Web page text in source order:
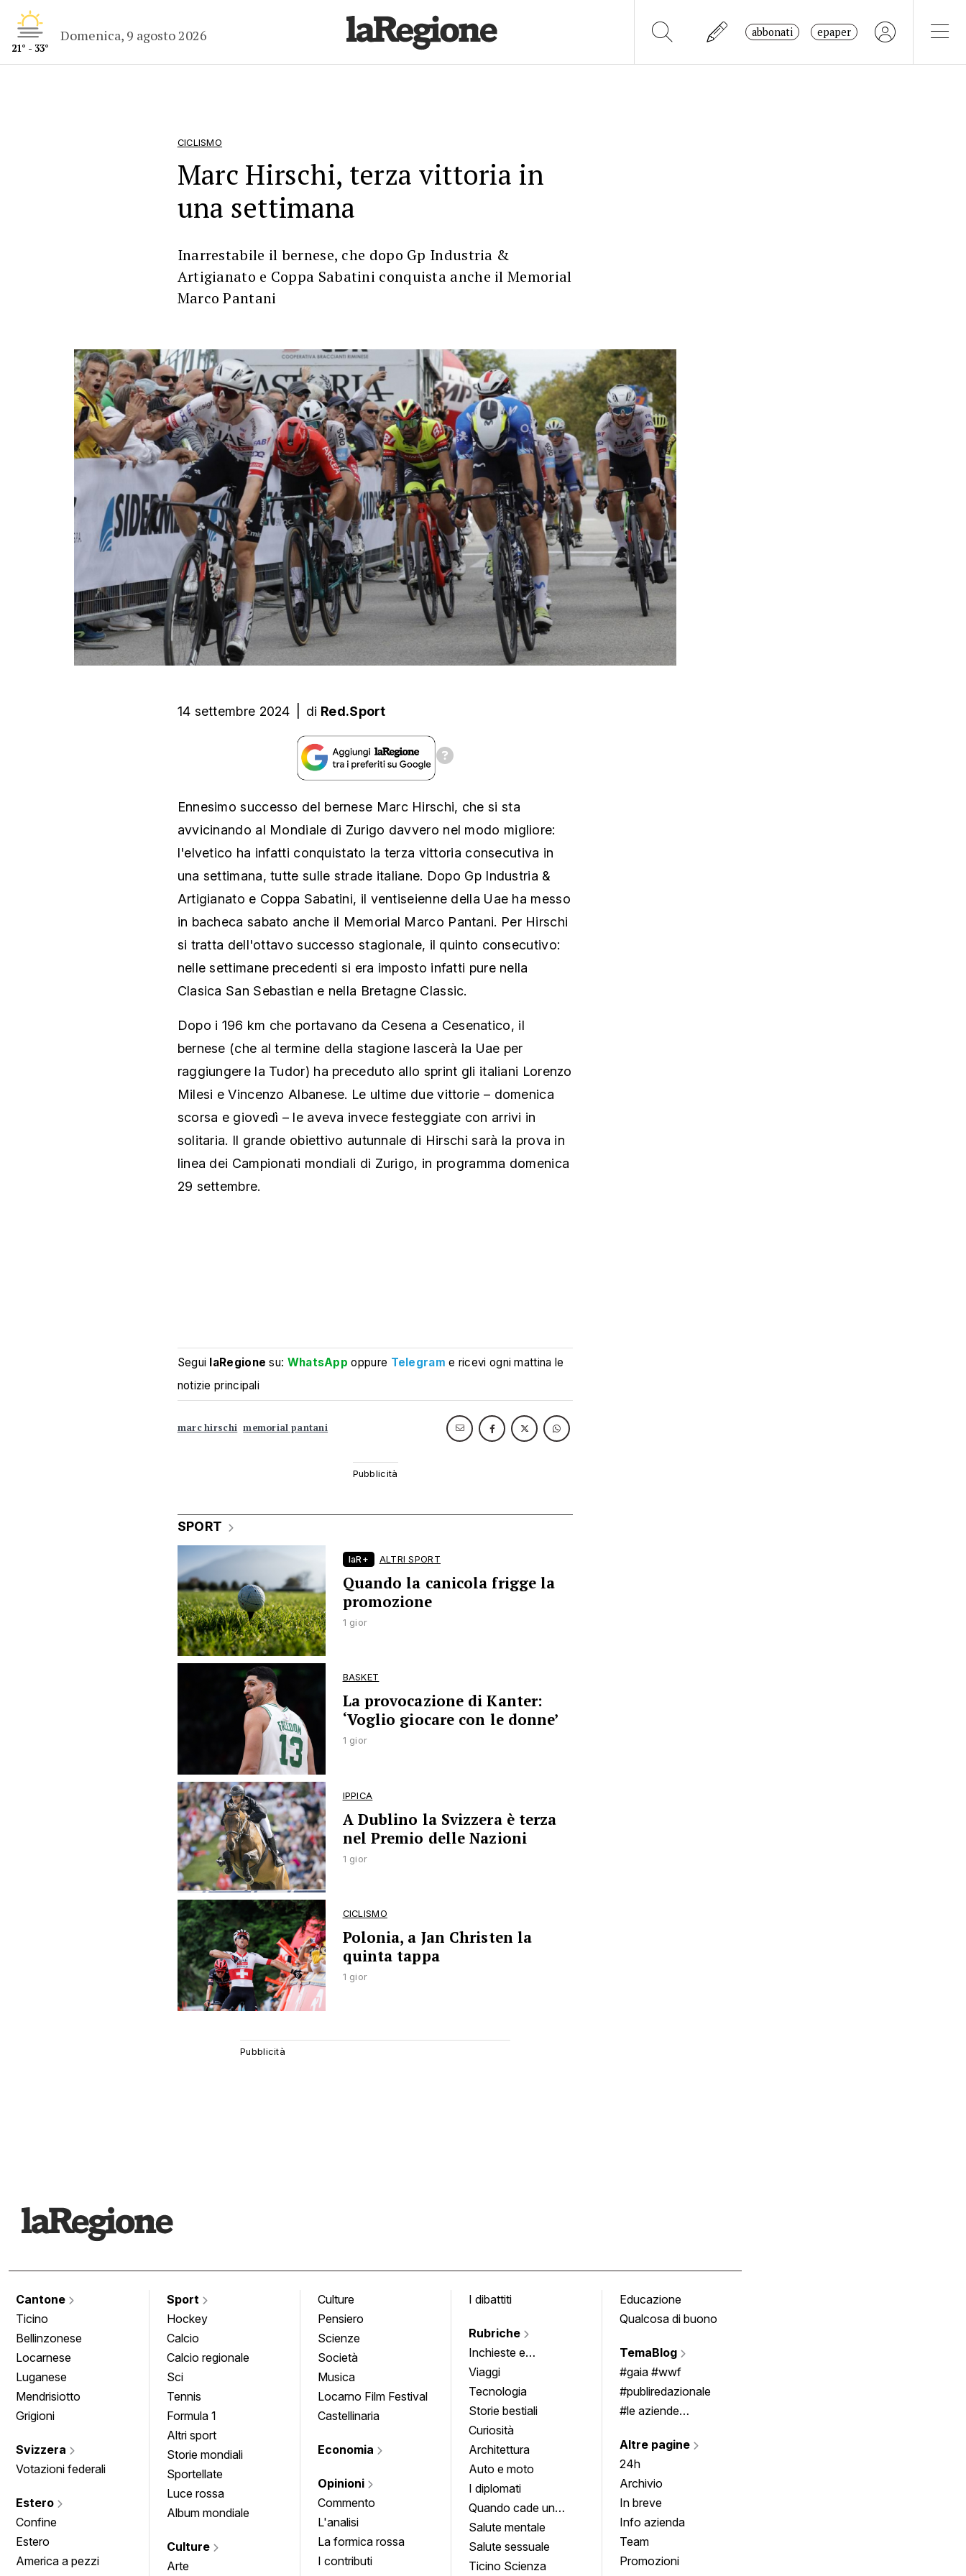
21° - 33°
Domenica, 9 agosto 2026 abbonati epaper
CICLISMO
Marc Hirschi, terza vittoria in
una settimana
Inarrestabile il bernese, che dopo Gp Industria &
Artigianato e Coppa Sabatini conquista anche il Memorial
Marco Pantani
14 settembre 2024 di Red.Sport
Ennesimo successo del bernese Marc Hirschi, che si sta
avvicinando al Mondiale di Zurigo davvero nel modo migliore:
l'elvetico ha infatti conquistato la terza vittoria consecutiva in
una settimana, tutte sulle strade italiane. Dopo Gp Industria &
Artigianato e Coppa Sabatini, il ventiseienne della Uae ha messo
in bacheca sabato anche il Memorial Marco Pantani. Per Hirschi
si tratta dell'ottavo successo stagionale, il quinto consecutivo:
nelle settimane precedenti si era imposto infatti pure nella
Clasica San Sebastian e nella Bretagne Classic.
Dopo i 196 km che portavano da Cesena a Cesenatico, il
bernese (che al termine della stagione lascerà la Uae per
raggiungere la Tudor) ha preceduto allo sprint gli italiani Lorenzo
Milesi e Vincenzo Albanese. Le ultime due vittorie – domenica
scorsa e giovedì – le aveva invece festeggiate con arrivi in
solitaria. Il grande obiettivo autunnale di Hirschi sarà la prova in
linea dei Campionati mondiali di Zurigo, in programma domenica
29 settembre.
Segui laRegione su: WhatsApp oppure Telegram e ricevi ogni mattina le
notizie principali
marc hirschi memorial pantani
SPORT
laR+ ALTRI SPORT
Quando la canicola frigge la
promozione
1 gior
BASKET
La provocazione di Kanter:
‘Voglio giocare con le donne’
1 gior
IPPICA
A Dublino la Svizzera è terza
nel Premio delle Nazioni
1 gior
CICLISMO
Polonia, a Jan Christen la
quinta tappa
1 gior
Cantone
Ticino
Bellinzonese
Locarnese
Luganese
Mendrisiotto
Grigioni
Svizzera
Votazioni federali
Estero
Confine
Estero
America a pezzi
Sport
Hockey
Calcio
Calcio regionale
Sci
Tennis
Formula 1
Altri sport
Storie mondiali
Sportellate
Luce rossa
Album mondiale
Culture
Arte
Culture
Pensiero
Scienze
Società
Musica
Locarno Film Festival
Castellinaria
Economia
Opinioni
Commento
L'analisi
La formica rossa
I contributi
I dibattiti
Rubriche
Inchieste e
approfondimenti
Viaggi
Tecnologia
Storie bestiali
Curiosità
Architettura
Auto e moto
I diplomati
Quando cade un
quadro
Salute mentale
Salute sessuale
Ticino Scienza
Educazione
Qualcosa di buono
TemaBlog
#gaia #wwf
#publiredazionale
#le aziende
Altre pagine
24h
Archivio
In breve
Info azienda
Team
Promozioni